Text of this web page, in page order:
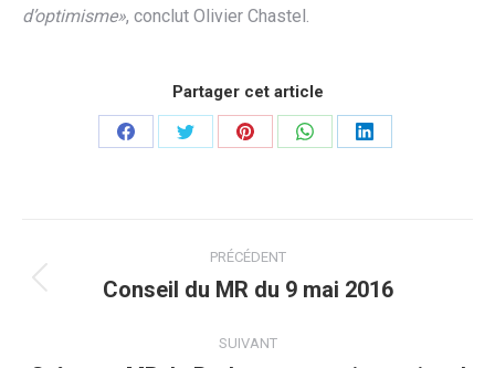
d’optimisme», conclut Olivier Chastel.
Partager cet article
PartagerPartagerPartagerPartagerPartager
article
PRÉCÉDENT
Article
:
Conseil du MR du 9 mai 2016
SUIVANT